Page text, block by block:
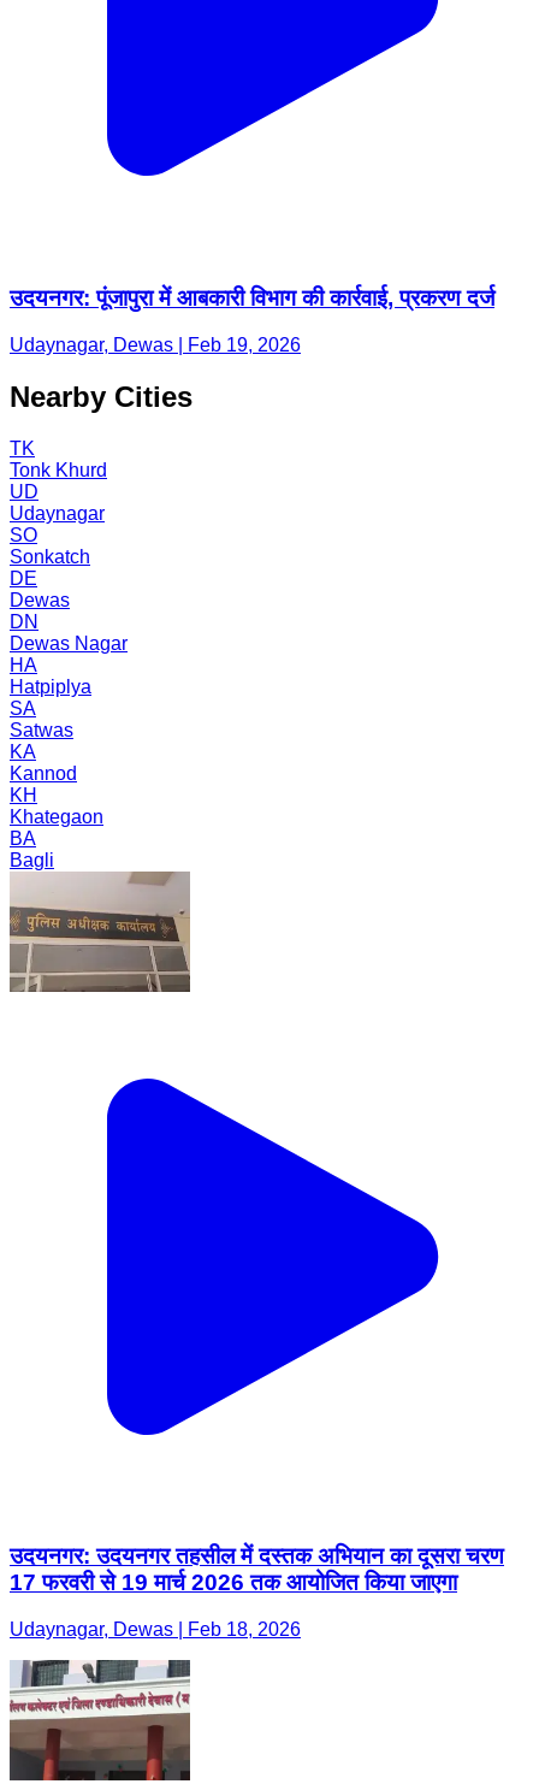
उदयनगर: पूंजापुरा में आबकारी विभाग की कार्रवाई, प्रकरण दर्ज
Udaynagar, Dewas | Feb 19, 2026
Nearby Cities
TK
Tonk Khurd
UD
Udaynagar
SO
Sonkatch
DE
Dewas
DN
Dewas Nagar
HA
Hatpiplya
SA
Satwas
KA
Kannod
KH
Khategaon
BA
Bagli
उदयनगर: उदयनगर तहसील में दस्तक अभियान का दूसरा चरण
17 फरवरी से 19 मार्च 2026 तक आयोजित किया जाएगा
Udaynagar, Dewas | Feb 18, 2026